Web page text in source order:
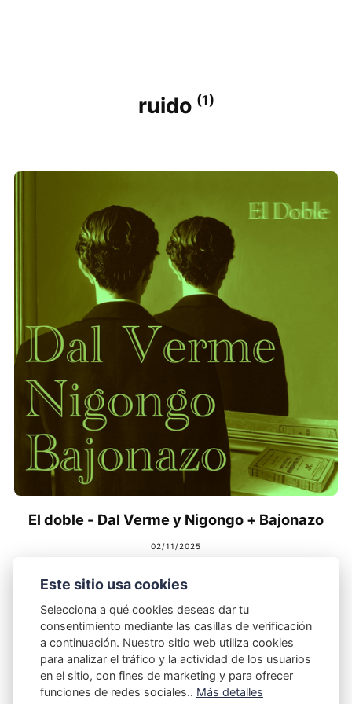
ruido (1)
El doble - Dal Verme y Nigongo + Bajonazo
02/11/2025
Este sitio usa cookies
Selecciona a qué cookies deseas dar tu
consentimiento mediante las casillas de verificación
a continuación. Nuestro sitio web utiliza cookies
para analizar el tráfico y la actividad de los usuarios
en el sitio, con fines de marketing y para ofrecer
funciones de redes sociales.. Más detalles